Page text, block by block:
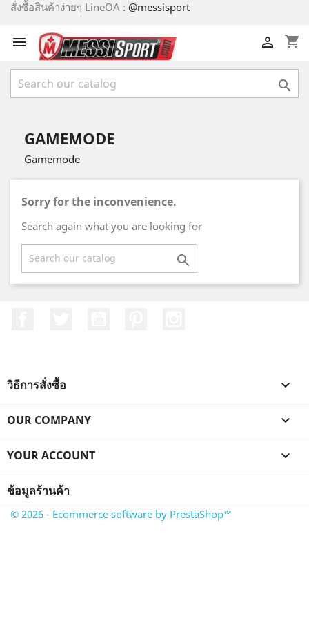
สั่งซื้อสินค้าง่ายๆ LineOA : @messisport
 shopping_cart


GAMEMODE
Gamemode
Sorry for the inconvenience.
Search again what you are looking for

วิธีการสั่งซื้อ 
OUR COMPANY 
YOUR ACCOUNT 
ข้อมูลร้านค้า
© 2026 - Ecommerce software by PrestaShop™